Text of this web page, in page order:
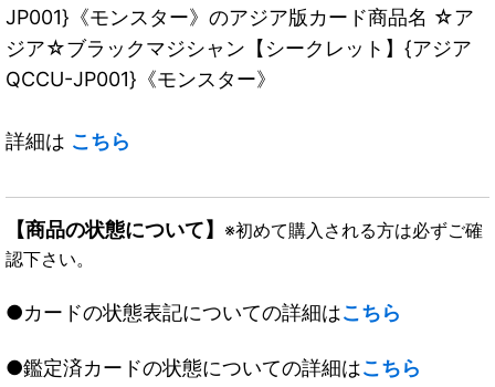
JP001}《モンスター》のアジア版カード商品名 ☆ア
ジア☆ブラックマジシャン【シークレット】{アジア
QCCU-JP001}《モンスター》
詳細は こちら
【商品の状態について】 ※初めて購入される方は必ずご確
認下さい。
●カードの状態表記についての詳細はこちら
●鑑定済カードの状態についての詳細はこちら